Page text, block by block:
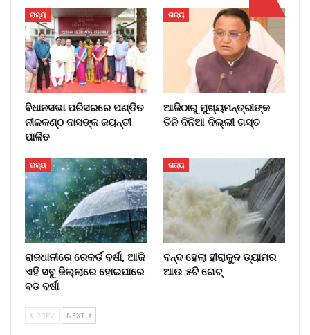
ରାଜ୍ୟ
ବିଧାନସଭା ପରିସରରେ ପଣ୍ଡିତ
ନୀଳକଣ୍ଠ ଦାସଙ୍କ ଜୟନ୍ତୀ
ପାଳିତ
ରାଜ୍ୟ
ଆଜିଠାରୁ ମୁଖ୍ୟମନ୍ତ୍ରୀଙ୍କ
ତିନି ଦିନିଆ ଦିଲ୍ଲୀ ଗସ୍ତ
ରାଜ୍ୟ
ରାଜଧାନୀରେ ରେକର୍ଡ ବର୍ଷା, ଆଜି
ଏହି ସବୁ ଜିଲ୍ଲାରେ ହୋଇପାରେ
ବଡ ବର୍ଷା
ରାଜ୍ୟ
ବନ୍ଦ ହେଲା ହୀରାକୁଦ ଡ୍ୟାମର
ଆଉ ୫ଟି ଗେଟ୍
PREV NEXT